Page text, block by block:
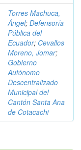
Torres Machuca,
Ángel; Defensoría
Pública del
Ecuador; Cevallos
Moreno, Jomar;
Gobierno
Autónomo
Descentralizado
Municipal del
Cantón Santa Ana
de Cotacachi